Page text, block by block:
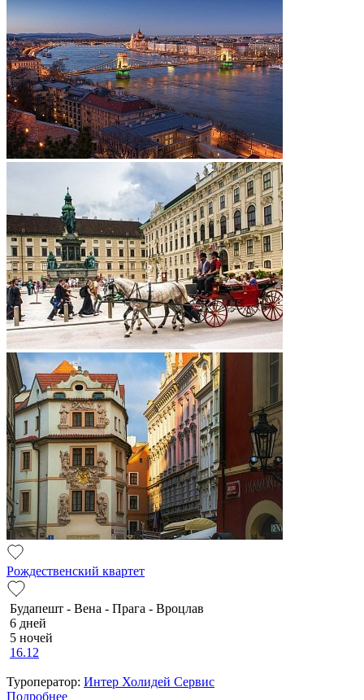
Рождественский квартет
Будапешт - Вена - Прага - Вроцлав
6 дней
5 ночей
16.12
Туроператор: Интер Холидей Сервис
Подробнее